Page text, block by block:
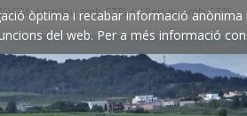
òptima i recabar informació
del web. Per a més informació
Amplieu amb CTRL+ / Reduïu amb CTRL-